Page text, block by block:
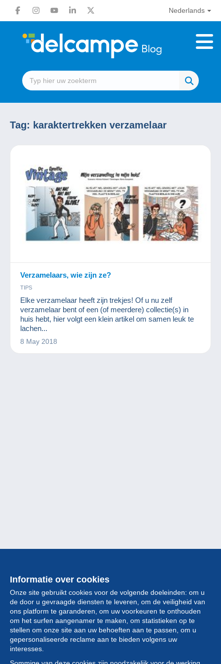
Nederlands
Tag: karaktertrekken verzamelaar
Verzamelaars, wie zijn ze?
TIPS
Elke verzamelaar heeft zijn trekjes! Of u nu zelf
verzamelaar bent of een (of meerdere) collectie(s) in
huis hebt, hier volgt een klein artikel om samen leuk te
lachen...
8 May 2018
Informatie over cookies
Onze site gebruikt cookies voor de volgende doeleinden: om u
de door u gevraagde diensten te leveren, om de veiligheid van
ons platform te garanderen, om uw voorkeuren te onthouden
om het surfen aangenamer te maken, om statistieken op te
stellen om onze site aan uw behoeften aan te passen, om u
gepersonaliseerde reclame aan te bieden volgens uw
interesses.
Collectie